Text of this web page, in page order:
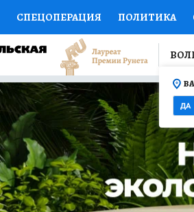
СПЕЦОПЕРАЦИЯ ПОЛИТИКА
НАУКА СПОРТ
ДОКТОР ФИНАНСЫ
ПРОГНОЗЫ НА СПОРТ
НЕДВИЖИМОСТЬ ТЕЛЕВИЗОР
ТЕСТЫ НОВОЕ НА САЙТЕ
ДА